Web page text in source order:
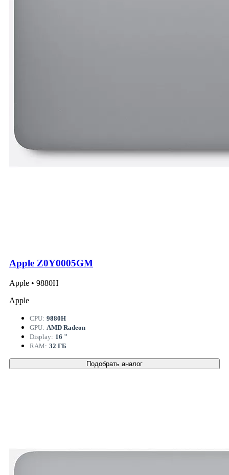
Apple Z0Y0005GM
Apple • 9880H
Apple
CPU: 9880H
GPU: AMD Radeon
Display: 16 "
RAM: 32 ГБ
Подобрать аналог